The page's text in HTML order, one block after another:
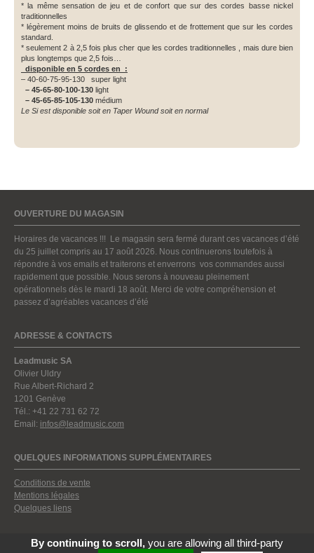
* la même sensation de jeu et de confort que sur des cordes basse nickel
traditionnelles
* légèrement moins de bruits de glissendo et de frottement que sur les cordes
standard.
* seulement 2 à 2,5 fois plus cher que les cordes traditionnelles , mais dure bien
plus longtemps que 2,5 fois…
disponible en 5 cordes en :
– 40-60-75-95-130 super light
– 45-65-80-100-130 light
– 45-65-85-105-130 médium
Le Si est disponible soit en Taper Wound soit en normal
OUVERTURE DU MAGASIN
Horaires de vacances !!! Le magasin sera fermé durant ces vacances d’été
du 25 juillet compris au 17 août 2026. Nous continuerons toutefois à
répondre à vos emails et traiterons et enverrons vos commandes aussi
rapidement que possible. Nous serons à nouveau pleinement
opérationnels dès le mardi 18 août. Merci de votre compréhension et
passez d’agréables vacances d’été
ADRESSE & CONTACTS
Leadmusic SA
Olivier Uldry
Rue Albert-Richard 2
1201 Genève
Tél.: +41 22 731 62 72
Email: infos@leadmusic.com
QUELQUES INFORMATIONS SUPPLÉMENTAIRES
Conditions de vente
Mentions légales
Quelques liens
By continuing to scroll,you are allowing all third-party